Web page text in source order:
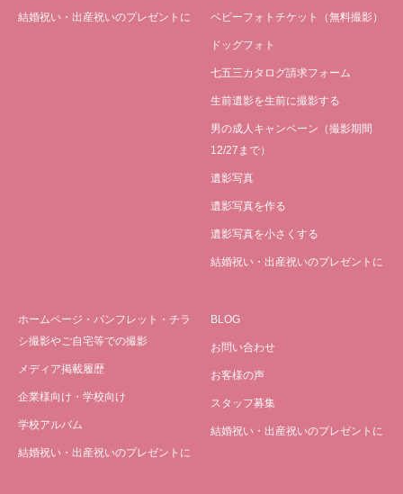
結婚祝い・出産祝いのプレゼントに ベビーフォトチケット（無料撮影）
ドッグフォト
七五三カタログ請求フォーム
生前遺影を生前に撮影する
男の成人キャンペーン（撮影期間
12/27まで）
遺影写真
遺影写真を作る
遺影写真を小さくする
結婚祝い・出産祝いのプレゼントに
ホームページ・パンフレット・チラ
シ撮影やご自宅等での撮影
メディア掲載履歴
企業様向け・学校向け
学校アルバム
結婚祝い・出産祝いのプレゼントに
BLOG
お問い合わせ
お客様の声
スタッフ募集
結婚祝い・出産祝いのプレゼントに